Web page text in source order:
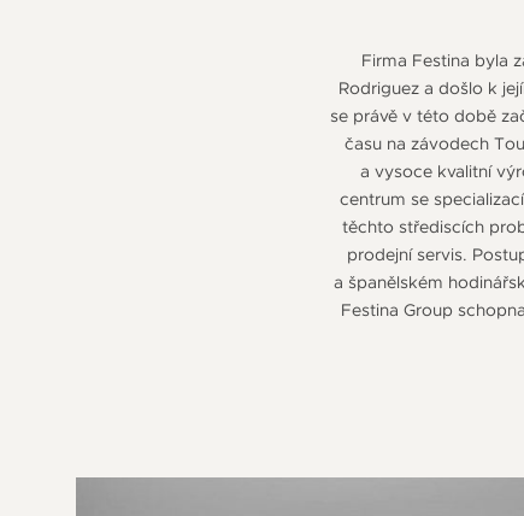
Firma Festina byla
Rodriguez a došlo k
se právě v této době
času na závodech
a vysoce kvalitní
centrum se
těchto střediscích
prodejní servis.
a španělském
Festina Group